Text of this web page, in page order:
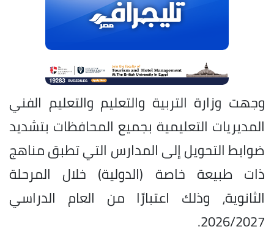
وجهت وزارة التربية والتعليم والتعليم الفني
المديريات التعليمية بجميع المحافظات بتشديد
ضوابط التحويل إلى المدارس التي تطبق مناهج
ذات طبيعة خاصة (الدولية) خلال المرحلة
الثانوية، وذلك اعتبارًا من العام الدراسي
2026/2027.